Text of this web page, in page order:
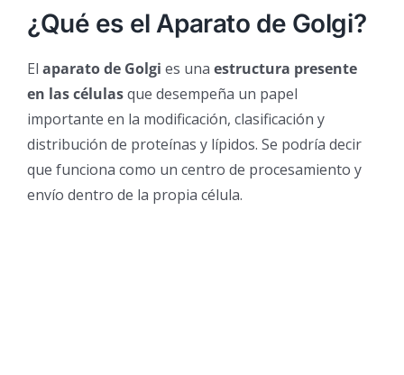
¿Qué es el Aparato de Golgi?
El aparato de Golgi es una estructura presente
en las célulasque desempeña un papel
importante en la modificación, clasificación y
distribución de proteínas y lípidos. Se podría decir
que funciona como un centro de procesamiento y
envío dentro de la propia célula.